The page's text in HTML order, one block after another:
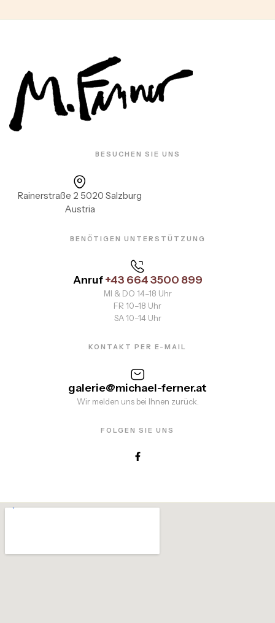
BESUCHEN SIE UNS
Rainerstraße 2 5020 Salzburg
Austria
BENÖTIGEN UNTERSTÜTZUNG
Anruf+43 664 3500 899
MI & DO 14–18 Uhr
FR 10–18 Uhr
SA 10–14 Uhr
KONTAKT PER E-MAIL
galerie@michael-ferner.at
Wir melden uns bei Ihnen zurück.
FOLGEN SIE UNS